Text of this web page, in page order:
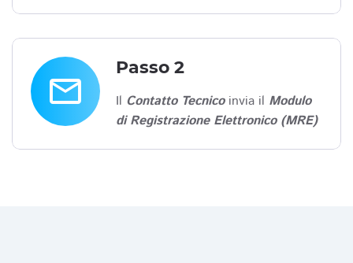
email
Passo 2
Il Contatto Tecnicoinvia il Modulo
di Registrazione Elettronico (MRE)